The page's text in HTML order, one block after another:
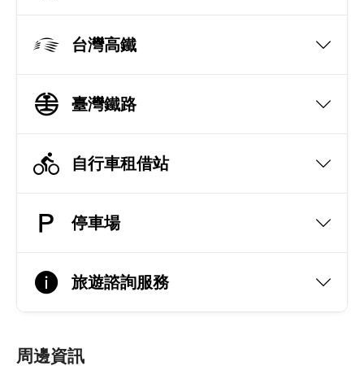
台灣高鐵
臺灣鐵路
自行車租借站
停車場
旅遊諮詢服務
周邊資訊